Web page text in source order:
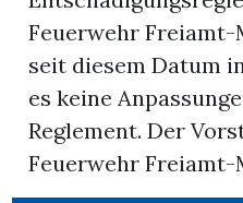
Newsletter
App
Feuerwehr
seit diesem Datum
es keine
Reglement. Der
Feuerwehr Freiamt-